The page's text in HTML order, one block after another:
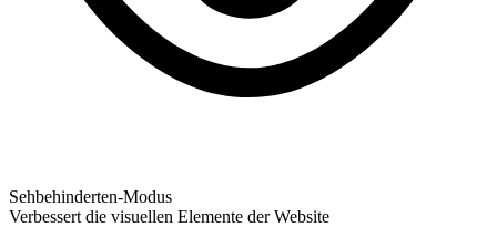
Sehbehinderten-Modus
Verbessert die visuellen Elemente der Website